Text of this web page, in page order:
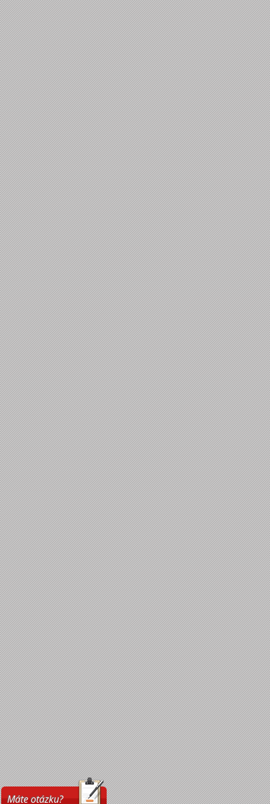
Máte otázku?